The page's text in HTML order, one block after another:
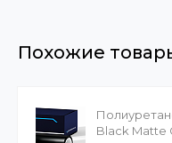
Похожие
Black Matte